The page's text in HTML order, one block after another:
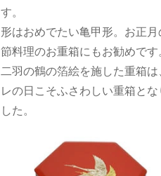
す。
形はおめでたい亀甲形。お正月
節料理のお重箱にもお勧めです
二羽の鶴の箔絵を施した重箱は
レの日こそふさわしい重箱とな
した。